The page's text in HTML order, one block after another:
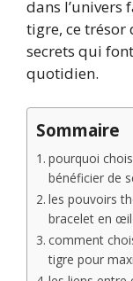
dans
tigre, ce trésor
secrets qui
quotidien.
Sommaire
pourquoi
bénéficier de
les pouvoirs
bracelet en
comment
tigre pour